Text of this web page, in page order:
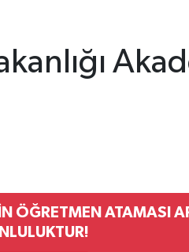
ÖĞRETMEN ATAMASI